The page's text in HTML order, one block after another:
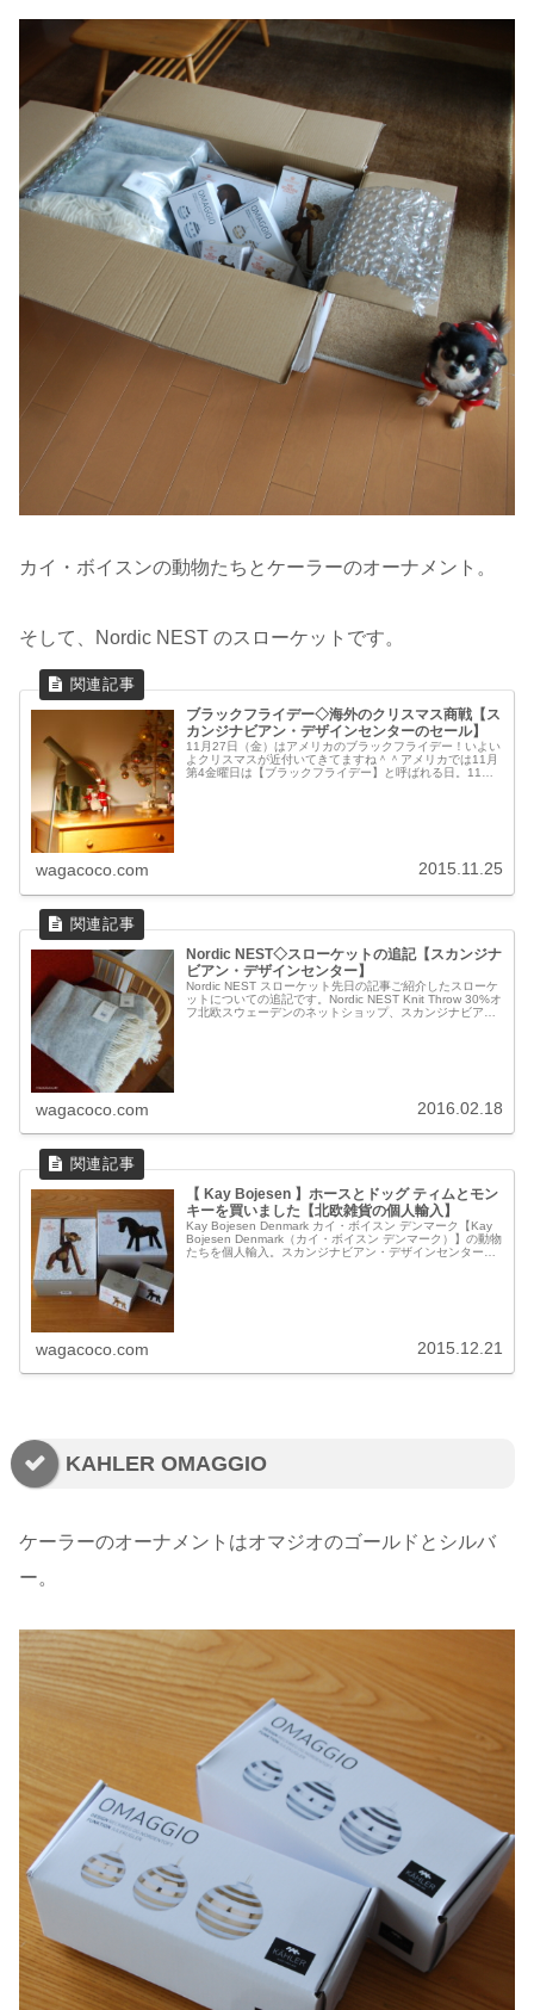
カイ・ボイスンの動物たちとケーラーのオーナメント。
そして、Nordic NEST のスローケットです。
ブラックフライデー◇海外のクリスマス商戦【ス
カンジナビアン・デザインセンターのセール】
11月27日（金）はアメリカのブラックフライデー！いよい
よクリスマスが近付いてきてますね＾＾アメリカでは11月
第4金曜日は【ブラックフライデー】と呼ばれる日。11月
wagacoco.com 2015.11.25
Nordic NEST◇スローケットの追記【スカンジナ
ビアン・デザインセンター】
Nordic NEST スローケット先日の記事ご紹介したスローケ
ットについての追記です。Nordic NEST Knit Throw 30%オ
フ北欧スウェーデンのネットショップ、スカンジナビア
wagacoco.com 2016.02.18
【 Kay Bojesen 】ホースとドッグ ティムとモン
キーを買いました【北欧雑貨の個人輸入】
Kay Bojesen Denmark カイ・ボイスン デンマーク【Kay
Bojesen Denmark（カイ・ボイスン デンマーク）】の動物
たちを個人輸入。スカンジナビアン・デザインセンターの
wagacoco.com 2015.12.21
KAHLER OMAGGIO
ケーラーのオーナメントはオマジオのゴールドとシルバ
ー。